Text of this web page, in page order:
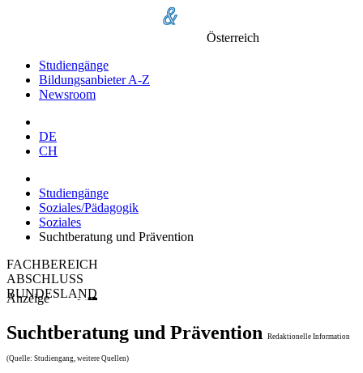
Österreich
Studiengänge
Bildungsanbieter A-Z
Newsroom
DE
CH
Studiengänge
Soziales/Pädagogik
Soziales
Suchtberatung und Prävention
FACHBEREICH
ABSCHLUSS
BUNDESLAND
Anzeige
Suchtberatung und Prävention Redaktionelle Information
(Quelle: Studiengang, weitere Quellen)